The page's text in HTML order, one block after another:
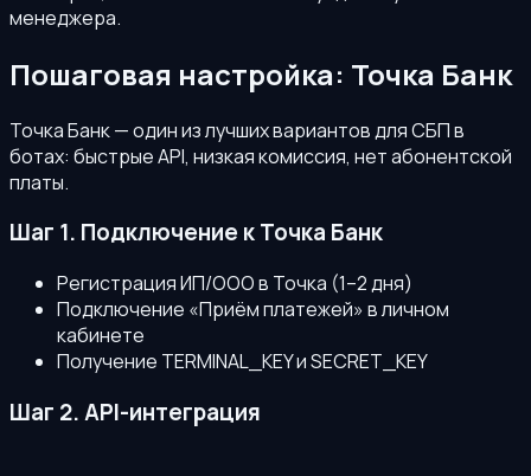
менеджера.
Пошаговая настройка: Точка Банк
Точка Банк — один из лучших вариантов для СБП в
ботах: быстрые API, низкая комиссия, нет абонентской
платы.
Шаг 1. Подключение к Точка Банк
Регистрация ИП/ООО в Точка (1–2 дня)
Подключение «Приём платежей» в личном
кабинете
Получение TERMINAL_KEY и SECRET_KEY
Шаг 2. API-интеграция